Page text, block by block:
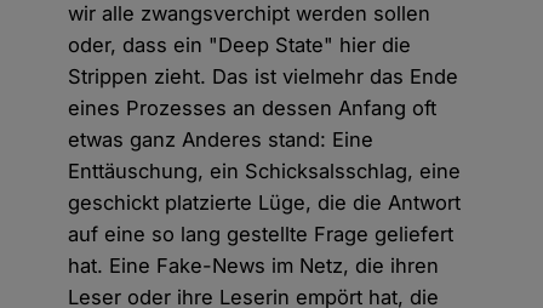
wir alle zwangsverchipt werden sollen
oder, dass ein "Deep State" hier die
Strippen zieht. Das ist vielmehr das Ende
eines Prozesses an dessen Anfang oft
etwas ganz Anderes stand: Eine
Enttäuschung, ein Schicksalsschlag, eine
geschickt platzierte Lüge, die die Antwort
auf eine so lang gestellte Frage geliefert
hat. Eine Fake-News im Netz, die ihren
Leser oder ihre Leserin empört hat, die